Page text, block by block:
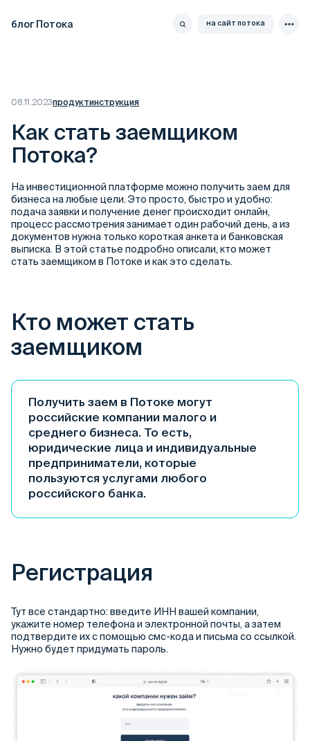
блог Потока на сайт потока
08.11.2023продуктинструкция
Как стать заемщиком
Потока?
На инвестиционной платформе можно получить заем для
бизнеса на любые цели. Это просто, быстро и удобно:
подача заявки и получение денег происходит онлайн,
процесс рассмотрения занимает один рабочий день, а из
документов нужна только короткая анкета и банковская
выписка. В этой статье подробно описали, кто может
стать заемщиком в Потоке и как это сделать.
Кто может стать
заемщиком
Получить заем в Потоке могут
российские компании малого и
среднего бизнеса. То есть,
юридические лица и индивидуальные
предприниматели, которые
пользуются услугами любого
российского банка.
Регистрация
Тут все стандартно: введите ИНН вашей компании,
укажите номер телефона и электронной почты, а затем
подтвердите их с помощью смс-кода и письма со ссылкой.
Нужно будет придумать пароль.